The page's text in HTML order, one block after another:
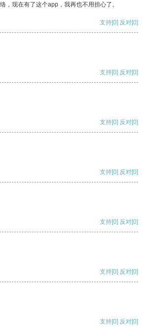
现在有了这个app，我再也不用担心了。
支持[0] 反对[0]
支持[0] 反对[0]
支持[0] 反对[0]
支持[0] 反对[0]
支持[0] 反对[0]
支持[0] 反对[0]
支持[0] 反对[0]